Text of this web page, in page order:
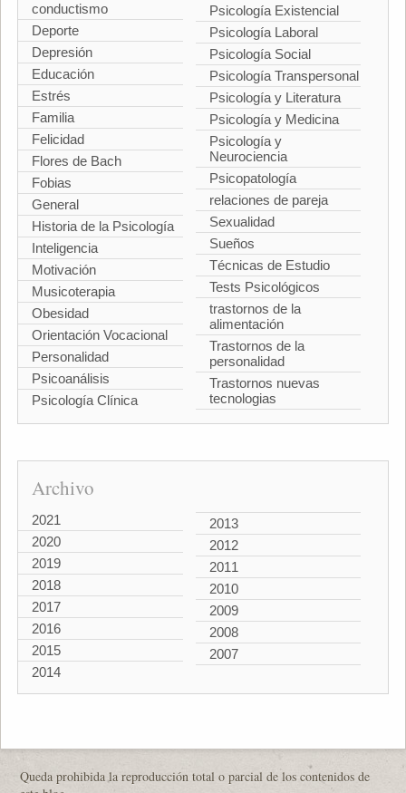
conductismo
Deporte
Depresión
Educación
Estrés
Familia
Felicidad
Flores de Bach
Fobias
General
Historia de la Psicología
Inteligencia
Motivación
Musicoterapia
Obesidad
Orientación Vocacional
Personalidad
Psicoanálisis
Psicología Clínica
Psicología Existencial
Psicología Laboral
Psicología Social
Psicología Transpersonal
Psicología y Literatura
Psicología y Medicina
Psicología y
Neurociencia
Psicopatología
relaciones de pareja
Sexualidad
Sueños
Técnicas de Estudio
Tests Psicológicos
trastornos de la
alimentación
Trastornos de la
personalidad
Trastornos nuevas
tecnologias
Archivo
2021
2020
2019
2018
2017
2016
2015
2014
2013
2012
2011
2010
2009
2008
2007
Queda prohibida la reproducción total o parcial de los contenidos de